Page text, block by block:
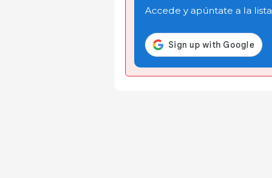
Accede y apúntate a la lista